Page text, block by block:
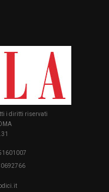
i diritti riservati